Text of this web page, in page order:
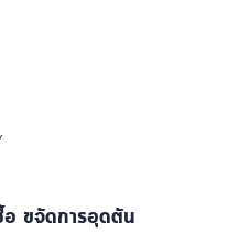
อ ขจัดการอุดตัน